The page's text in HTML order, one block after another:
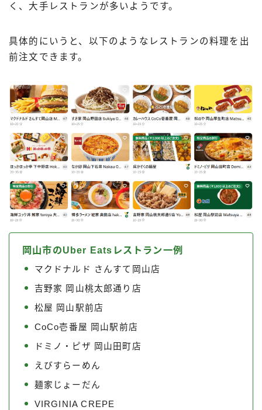
く、大手レストランが多いようです。
具体的にいうと、以下のようなレストランの料理を出
前注文できます。
岡山市のUber Eatsレストラン一例
マクドナルド さんすて岡山店
吉野家 岡山桃太郎通り店
松屋 岡山駅前店
CoCo壱番屋 岡山駅前店
ドミノ・ピザ 岡山田町店
えびすらーめん
麺家じょーだん
VIRGINIA CREPE